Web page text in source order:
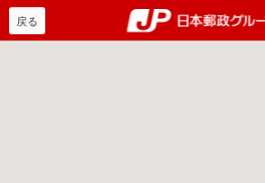
戻る